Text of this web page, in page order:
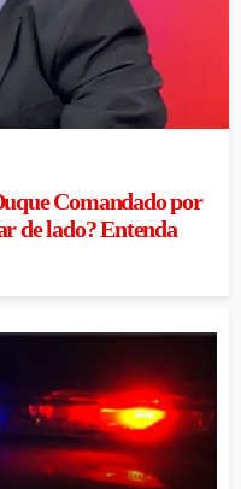
Comandado por
de lado? Entenda